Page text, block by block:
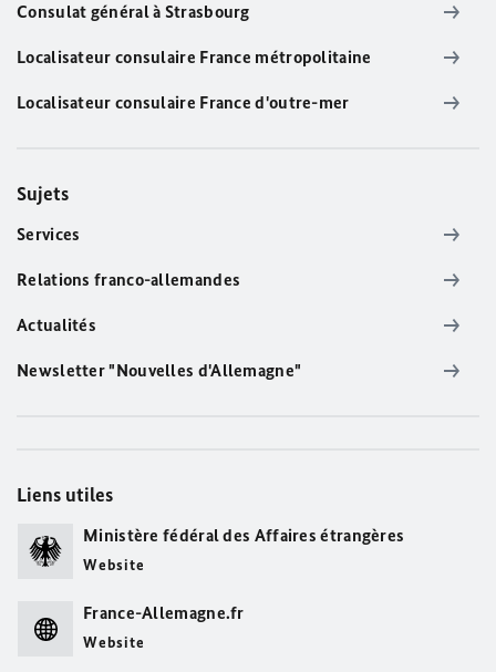
Consulat général à Strasbourg
Localisateur consulaire France métropolitaine
Localisateur consulaire France d'outre-mer
Sujets
Services
Relations franco-allemandes
Actualités
Newsletter "Nouvelles d'Allemagne"
Liens utiles
Ministère fédéral des Affaires étrangères
Website
France-Allemagne.fr
Website